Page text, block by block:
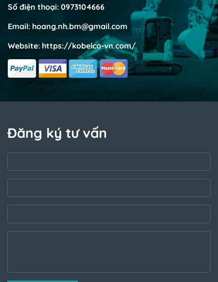
Số điện thoại: 0973104666
Email: hoang.nh.bm@gmail.com
Website: https://kobelco-vn.com/
Đăng ký tư vấn